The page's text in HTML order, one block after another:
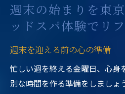
週末の始まりを東
ッドスパ体験でリ
週末を迎える前の心の準備
忙しい週を終える金曜日、心身
別な時間を作る準備をしましょ